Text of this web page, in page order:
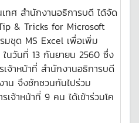
เทศ สำนักงานอธิการบดี ได้จัด
& Tricks for Microsoft
มชุด MS Excel เพื่อเพิ่ม
นวันที่ 13 กันยายน 2560 ซึ่ง
จ้าหน้าที่ สำนักงานอธิการบดี
าน จึงชักชวนกันไปร่วม
เจ้าหน้าที่ 9 คน ได้เข้าร่วมโค